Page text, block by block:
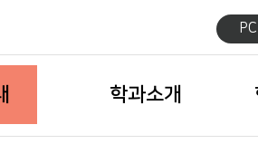
학과소개